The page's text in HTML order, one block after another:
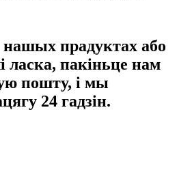
прадуктах або
ласка, пакіньце нам
пошту, і мы
24 гадзін.